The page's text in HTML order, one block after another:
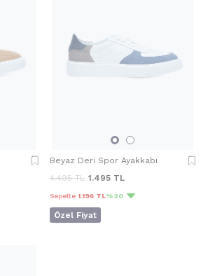
Beyaz Deri Spor Ayakkabı
4.495TL 1.495 TL
Sepette 1.196 TL%20
Özel Fiyat